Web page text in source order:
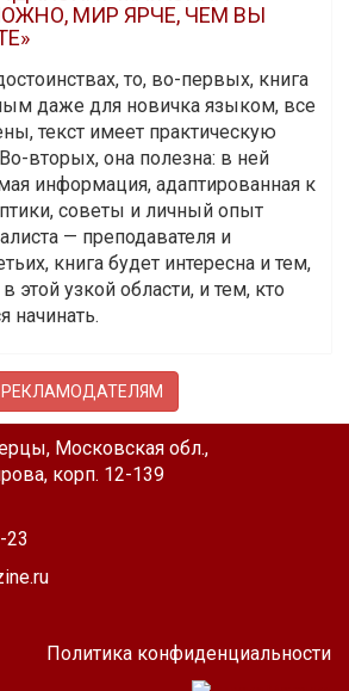
МИР ЯРЧЕ, ЧЕМ ВЫ
то, во-первых, книга
даже для новичка языком, все
текст имеет практическую
вторых, она полезна: в ней
информация, адаптированная к
советы и личный опыт
— преподавателя и
книга будет интересна и тем,
этой узкой области, и тем, кто
начинать.
РЕКЛАМОДАТЕЛЯМ
Московская обл.,
корп. 12-139
23
Политика конфиденциальности